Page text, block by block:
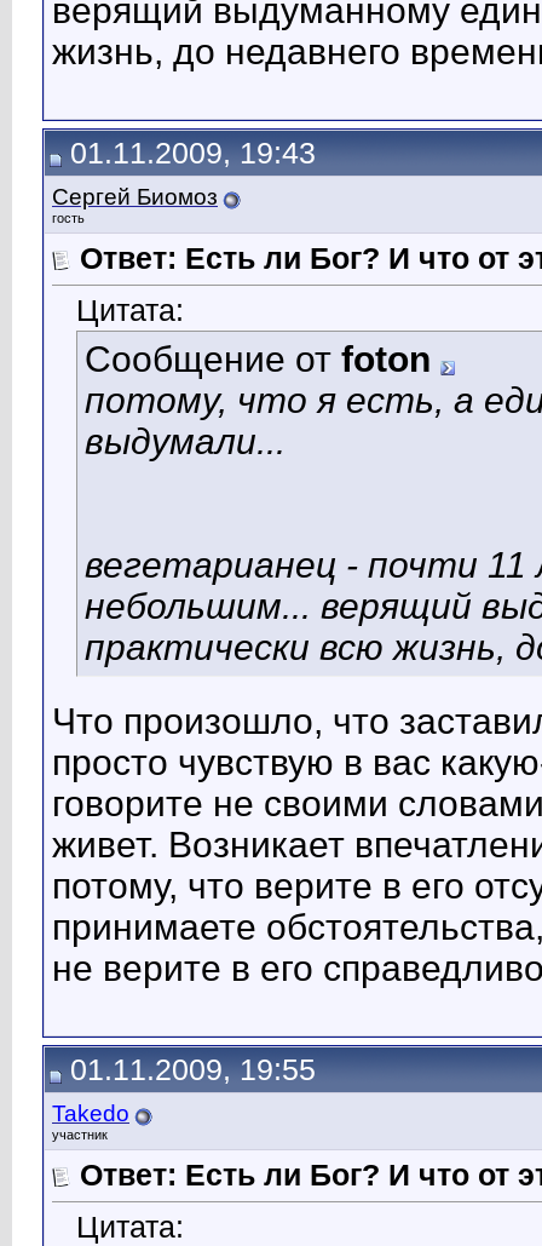
верящий выдуманному
жизнь, до недавнего
01.11.2009, 19:43
Сергей Биомоз
гость
Ответ: Есть ли Бог? И что от
Цитата:
Сообщение от foton
потому, что я есть, а
выдумали...
вегетарианец - почти
небольшим... верящий
практически всю жизнь,
Что произошло, что
просто чувствую в вас
говорите не своими
живет. Возникает
потому, что верите в его
принимаете
не верите в его
01.11.2009, 19:55
Takedo
участник
Ответ: Есть ли Бог? И что от
Цитата: